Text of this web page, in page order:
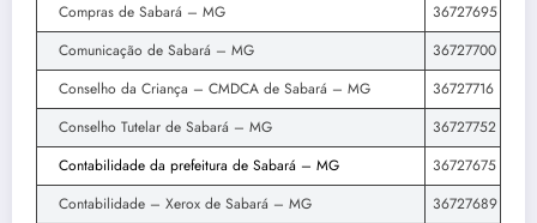
Compras de Sabará – MG
36727695
Comunicação de Sabará – MG
36727700
Conselho da Criança – CMDCA de Sabará – MG
36727716
Conselho Tutelar de Sabará – MG
36727752
Contabilidade da prefeitura de Sabará – MG
36727675
Contabilidade – Xerox de Sabará – MG
36727689